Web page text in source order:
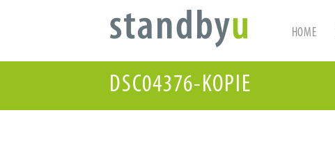
HOME
DSC04376-KOPIE